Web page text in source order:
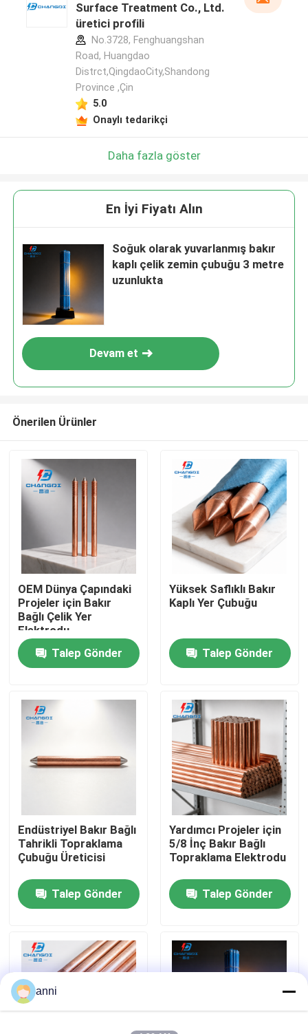
Ana sayfa
VİDEOLAR
Hakkımızda
Kalite kontrol
Bize ulaşın
Haberler
Tüm servis talepleri
Surface Treatment Co., Ltd.
üretici profili
No.3728, Fenghuangshan
Road, Huangdao
Distrct,QingdaoCity,Shandong
Province ,Çin
5.0
Onaylı tedarikçi
Daha fazla göster
En İyi Fiyatı Alın
Soğuk olarak yuvarlanmış bakır
kaplı çelik zemin çubuğu 3 metre
uzunlukta
Devam et
Önerilen Ürünler
OEM Dünya Çapındaki
Projeler için Bakır
Bağlı Çelik Yer
Elektrodu
Talep Gönder
Yüksek Saflıklı Bakır
Kaplı Yer Çubuğu
Talep Gönder
Endüstriyel Bakır Bağlı
Tahrikli Topraklama
Çubuğu Üreticisi
Talep Gönder
Yardımcı Projeler için
5/8 İnç Bakır Bağlı
Topraklama Elektrodu
Talep Gönder
anni